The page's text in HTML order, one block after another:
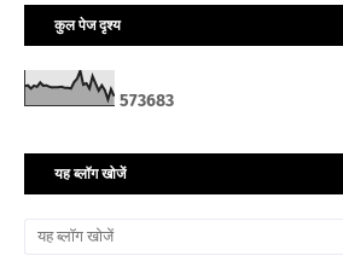
कुल पेज दृश्य
573683
यह ब्लॉग खोजें